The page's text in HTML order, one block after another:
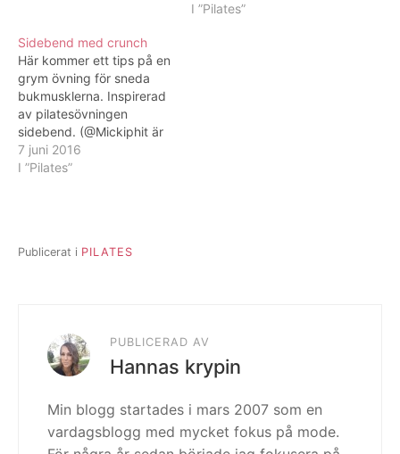
hållningen. Bak med
skuldrorna.
och därefter
I ”Pilates”
Sidebend med crunch
Här kommer ett tips på en
grym övning för sneda
bukmusklerna. Inspirerad
av pilatesövningen
sidebend. (@Mickiphit är
den som kommit med
tipset). Placera armbågen
för armbågen mot golvet
7 juni 2016
I ”Pilates”
Publicerat i PILATES
PUBLICERAD AV
Hannas krypin
Min blogg startades i mars 2007 som en
vardagsblogg med mycket fokus på mode.